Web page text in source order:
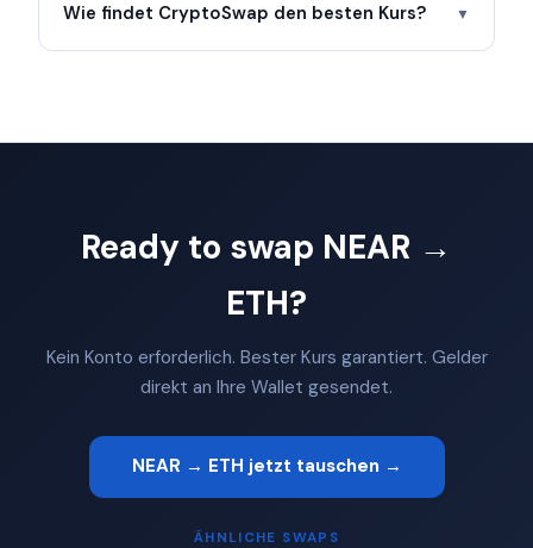
Wie findet CryptoSwap den besten Kurs? ▼
Ready to swap NEAR →
ETH?
Kein Konto erforderlich. Bester Kurs garantiert. Gelder
direkt an Ihre Wallet gesendet.
NEAR → ETH jetzt tauschen →
ÄHNLICHE SWAPS